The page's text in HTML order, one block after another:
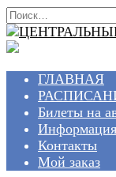
Перейти
к
содержанию
Search
for:
ГЛАВНАЯ
Билеты на
Информация
Контакты
Мой заказ